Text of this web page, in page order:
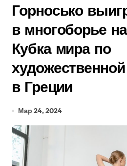
Горносько
в многоборье
Кубка мира по
в Греции
Мар 24, 2024